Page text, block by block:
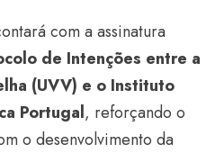
com a assinatura
de Intenções entre a
(UVV) e o Instituto
Portugal, reforçando o
o desenvolvimento da